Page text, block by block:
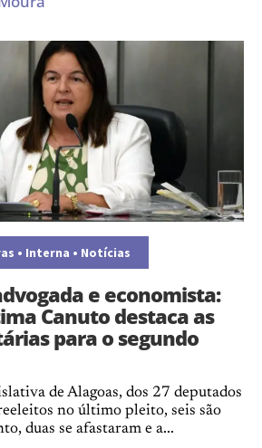
• Interna • Notícias
e economista:
Canuto destaca as
para o segundo
de Alagoas, dos 27 deputados
no último pleito, seis são
duas se afastaram e a...